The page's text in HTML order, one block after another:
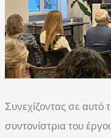
Συνεχίζοντας σε αυτό
συντονίστρια του